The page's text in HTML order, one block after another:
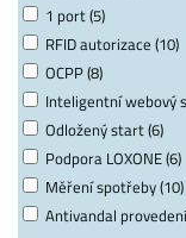
1 port (5)
RFID autorizace (10)
OCPP (8)
Inteligentní webový
Odložený start (6)
Podpora LOXONE (6)
Měření spotřeby (10)
Antivandal